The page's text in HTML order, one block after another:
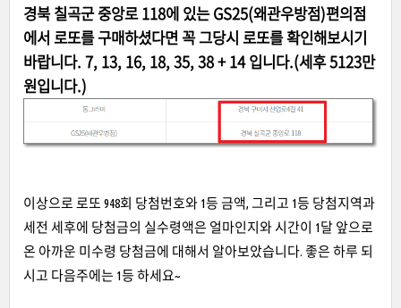
경북 칠곡군 중앙로 118에 있는 GS25(왜관우방점)편의점
에서 로또를 구매하셨다면 꼭 그당시 로또를 확인해보시기
바랍니다. 7, 13, 16, 18, 35, 38 + 14 입니다.(세후 5123만
원입니다.)
이상으로 로또 948회 당첨번호와 1등 금액, 그리고 1등 당첨지역과
세전 세후에 당첨금의 실수령액은 얼마인지와 시간이 1달 앞으로
온 아까운 미수령 당첨금에 대해서 알아보았습니다. 좋은 하루 되
시고 다음주에는 1등 하세요~